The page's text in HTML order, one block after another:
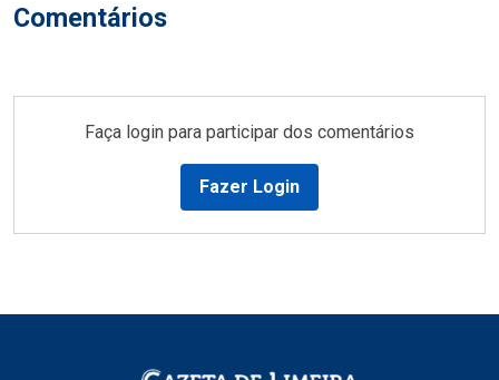
Comentários
Faça login para participar dos comentários
Fazer Login